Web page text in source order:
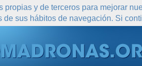
propias y de terceros para mejorar
de sus hábitos de navegación. Si